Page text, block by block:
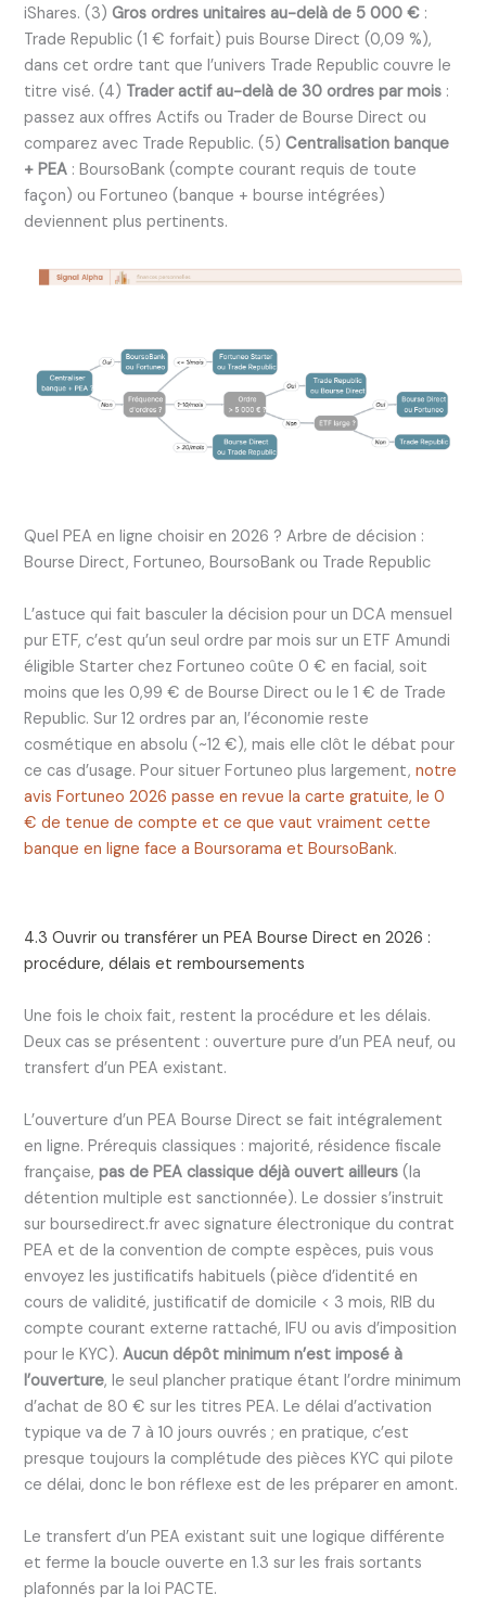
iShares. (3) Gros ordres unitaires au-delà de 5 000 € :
Trade Republic (1 € forfait) puis Bourse Direct (0,09 %),
dans cet ordre tant que l’univers Trade Republic couvre le
titre visé. (4) Trader actif au-delà de 30 ordres par mois :
passez aux offres Actifs ou Trader de Bourse Direct ou
comparez avec Trade Republic. (5)Centralisation banque
+ PEA : BoursoBank (compte courant requis de toute
façon) ou Fortuneo (banque + bourse intégrées)
deviennent plus pertinents.
Quel PEA en ligne choisir en 2026 ? Arbre de décision :
Bourse Direct, Fortuneo, BoursoBank ou Trade Republic
L’astuce qui fait basculer la décision pour un DCA mensuel
pur ETF, c’est qu’un seul ordre par mois sur un ETF Amundi
éligible Starter chez Fortuneo coûte 0 € en facial, soit
moins que les 0,99 € de Bourse Direct ou le 1 € de Trade
Republic. Sur 12 ordres par an, l’économie reste
cosmétique en absolu (~12 €), mais elle clôt le débat pour
ce cas d’usage. Pour situer Fortuneo plus largement,notre
avis Fortuneo 2026 passe en revue la carte gratuite, le 0
€ de tenue de compte et ce que vaut vraiment cette
banque en ligne face a Boursorama et BoursoBank.
4.3 Ouvrir ou transférer un PEA Bourse Direct en 2026 :
procédure, délais et remboursements
Une fois le choix fait, restent la procédure et les délais.
Deux cas se présentent : ouverture pure d’un PEA neuf, ou
transfert d’un PEA existant.
L’ouverture d’un PEA Bourse Direct se fait intégralement
en ligne. Prérequis classiques : majorité, résidence fiscale
française,pas de PEA classique déjà ouvert ailleurs (la
détention multiple est sanctionnée). Le dossier s’instruit
sur boursedirect.fr avec signature électronique du contrat
PEA et de la convention de compte espèces, puis vous
envoyez les justificatifs habituels (pièce d’identité en
cours de validité, justificatif de domicile < 3 mois, RIB du
compte courant externe rattaché, IFU ou avis d’imposition
pour le KYC).Aucun dépôt minimum n’est imposé à
l’ouverture, le seul plancher pratique étant l’ordre minimum
d’achat de 80 € sur les titres PEA. Le délai d’activation
typique va de 7 à 10 jours ouvrés ; en pratique, c’est
presque toujours la complétude des pièces KYC qui pilote
ce délai, donc le bon réflexe est de les préparer en amont.
Le transfert d’un PEA existant suit une logique différente
et ferme la boucle ouverte en 1.3 sur les frais sortants
plafonnés par la loi PACTE.